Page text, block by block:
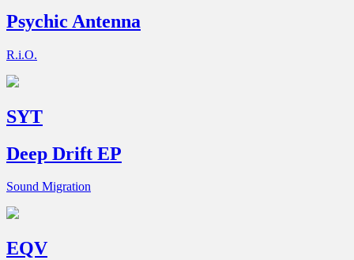
Psychic Antenna
R.i.O.
SYT
Deep Drift EP
Sound Migration
EQV